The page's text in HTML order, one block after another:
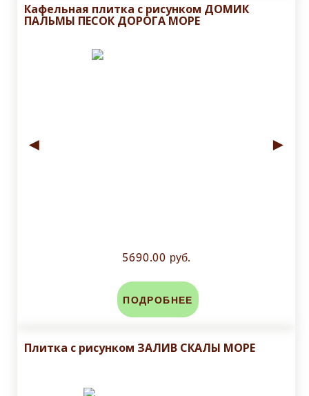
Кафельная плитка с рисунком ДОМИК
ПАЛЬМЫ ПЕСОК ДОРОГА МОРЕ
◄ ►
5690.00 руб.
ПОДРОБНЕЕ
Плитка с рисунком ЗАЛИВ СКАЛЫ МОРЕ